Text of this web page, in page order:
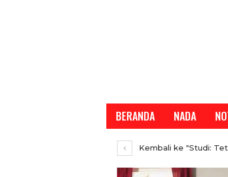
BERANDA NADA
Kembali ke "Studi: